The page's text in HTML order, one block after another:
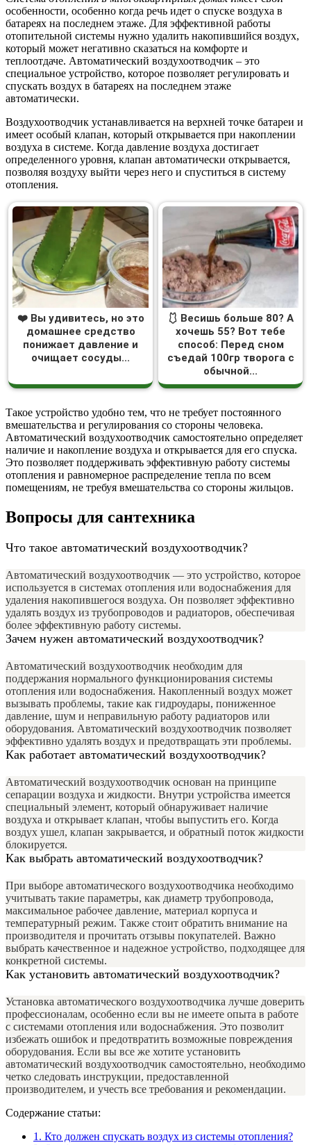
особенности, особенно когда речь идет о спуске воздуха в
батареях на последнем этаже. Для эффективной работы
отопительной системы нужно удалить накопившийся воздух,
который может негативно сказаться на комфорте и
теплоотдаче. Автоматический воздухоотводчик – это
специальное устройство, которое позволяет регулировать и
спускать воздух в батареях на последнем этаже
автоматически.
Воздухоотводчик устанавливается на верхней точке батареи и
имеет особый клапан, который открывается при накоплении
воздуха в системе. Когда давление воздуха достигает
определенного уровня, клапан автоматически открывается,
позволяя воздуху выйти через него и спуститься в систему
отопления.
❤️ Вы удивитесь, но это
домашнее средство
понижает давление и
очищает сосуды...
🩱 Весишь больше 80? А
хочешь 55? Вот тебе
способ: Перед сном
съедай 100гр творога с
обычной...
Такое устройство удобно тем, что не требует постоянного
вмешательства и регулирования со стороны человека.
Автоматический воздухоотводчик самостоятельно определяет
наличие и накопление воздуха и открывается для его спуска.
Это позволяет поддерживать эффективную работу системы
отопления и равномерное распределение тепла по всем
помещениям, не требуя вмешательства со стороны жильцов.
Вопросы для сантехника
Что такое автоматический воздухоотводчик?
Автоматический воздухоотводчик — это устройство, которое
используется в системах отопления или водоснабжения для
удаления накопившегося воздуха. Он позволяет эффективно
удалять воздух из трубопроводов и радиаторов, обеспечивая
более эффективную работу системы.
Зачем нужен автоматический воздухоотводчик?
Автоматический воздухоотводчик необходим для
поддержания нормального функционирования системы
отопления или водоснабжения. Накопленный воздух может
вызывать проблемы, такие как гидроудары, пониженное
давление, шум и неправильную работу радиаторов или
оборудования. Автоматический воздухоотводчик позволяет
эффективно удалять воздух и предотвращать эти проблемы.
Как работает автоматический воздухоотводчик?
Автоматический воздухоотводчик основан на принципе
сепарации воздуха и жидкости. Внутри устройства имеется
специальный элемент, который обнаруживает наличие
воздуха и открывает клапан, чтобы выпустить его. Когда
воздух ушел, клапан закрывается, и обратный поток жидкости
блокируется.
Как выбрать автоматический воздухоотводчик?
При выборе автоматического воздухоотводчика необходимо
учитывать такие параметры, как диаметр трубопровода,
максимальное рабочее давление, материал корпуса и
температурный режим. Также стоит обратить внимание на
производителя и прочитать отзывы покупателей. Важно
выбрать качественное и надежное устройство, подходящее для
конкретной системы.
Как установить автоматический воздухоотводчик?
Установка автоматического воздухоотводчика лучше доверить
профессионалам, особенно если вы не имеете опыта в работе
с системами отопления или водоснабжения. Это позволит
избежать ошибок и предотвратить возможные повреждения
оборудования. Если вы все же хотите установить
автоматический воздухоотводчик самостоятельно, необходимо
четко следовать инструкции, предоставленной
производителем, и учесть все требования и рекомендации.
Содержание статьи:
1. Кто должен спускать воздух из системы отопления?